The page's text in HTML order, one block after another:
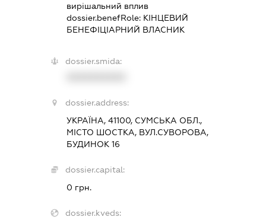
вирішальний вплив
dossier.benefRole: КІНЦЕВИЙ
БЕНЕФІЦІАРНИЙ ВЛАСНИК
dossier.smida:
dossier.address:
УКРАЇНА, 41100, СУМСЬКА ОБЛ.,
МІСТО ШОСТКА, ВУЛ.СУВОРОВА,
БУДИНОК 16
dossier.capital:
0 грн.
dossier.kveds: